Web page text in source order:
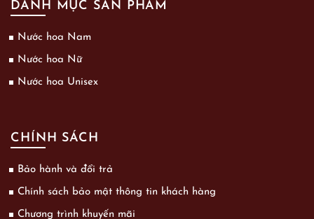
DANH MỤC SẢN PHẨM
Nước hoa Nam
Nước hoa Nữ
Nước hoa Unisex
CHÍNH SÁCH
Bảo hành và đổi trả
Chính sách bảo mật thông tin khách hàng
Chương trình khuyến mãi